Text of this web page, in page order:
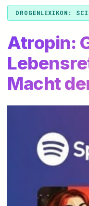
DROGENLEXIKON:
Atropin:
Macht